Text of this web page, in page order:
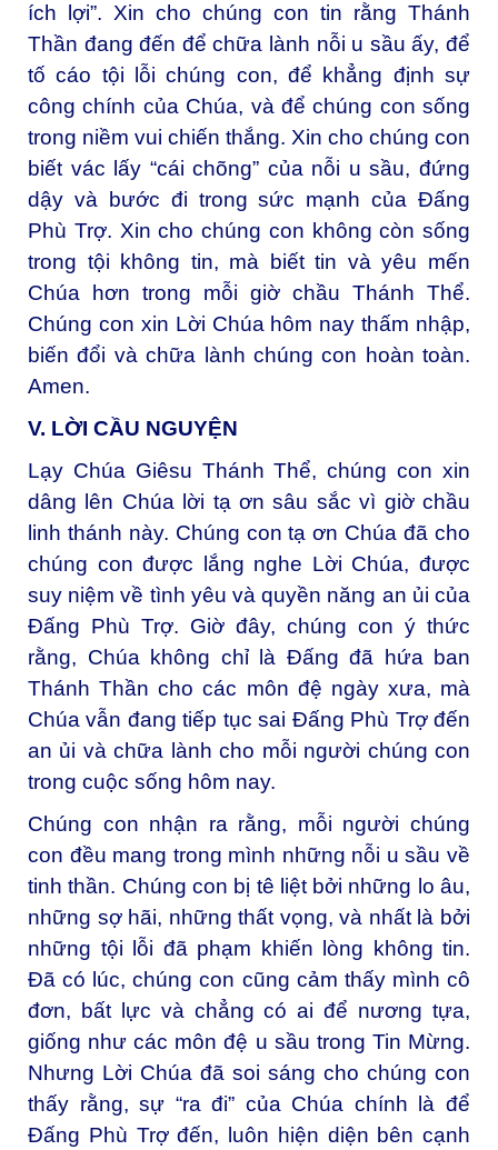
ích lợi”. Xin cho chúng con tin rằng Thánh
Thần đang đến để chữa lành nỗi u sầu ấy, để
tố cáo tội lỗi chúng con, để khẳng định sự
công chính của Chúa, và để chúng con sống
trong niềm vui chiến thắng. Xin cho chúng con
biết vác lấy “cái chõng” của nỗi u sầu, đứng
dậy và bước đi trong sức mạnh của Đấng
Phù Trợ. Xin cho chúng con không còn sống
trong tội không tin, mà biết tin và yêu mến
Chúa hơn trong mỗi giờ chầu Thánh Thể.
Chúng con xin Lời Chúa hôm nay thấm nhập,
biến đổi và chữa lành chúng con hoàn toàn.
Amen.
V. LỜI CẦU NGUYỆN
Lạy Chúa Giêsu Thánh Thể, chúng con xin
dâng lên Chúa lời tạ ơn sâu sắc vì giờ chầu
linh thánh này. Chúng con tạ ơn Chúa đã cho
chúng con được lắng nghe Lời Chúa, được
suy niệm về tình yêu và quyền năng an ủi của
Đấng Phù Trợ. Giờ đây, chúng con ý thức
rằng, Chúa không chỉ là Đấng đã hứa ban
Thánh Thần cho các môn đệ ngày xưa, mà
Chúa vẫn đang tiếp tục sai Đấng Phù Trợ đến
an ủi và chữa lành cho mỗi người chúng con
trong cuộc sống hôm nay.
Chúng con nhận ra rằng, mỗi người chúng
con đều mang trong mình những nỗi u sầu về
tinh thần. Chúng con bị tê liệt bởi những lo âu,
những sợ hãi, những thất vọng, và nhất là bởi
những tội lỗi đã phạm khiến lòng không tin.
Đã có lúc, chúng con cũng cảm thấy mình cô
đơn, bất lực và chẳng có ai để nương tựa,
giống như các môn đệ u sầu trong Tin Mừng.
Nhưng Lời Chúa đã soi sáng cho chúng con
thấy rằng, sự “ra đi” của Chúa chính là để
Đấng Phù Trợ đến, luôn hiện diện bên cạnh